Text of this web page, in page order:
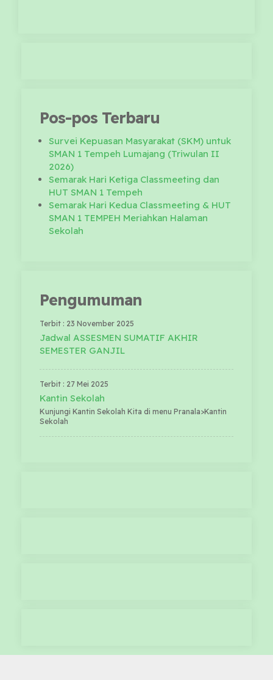
Pos-pos Terbaru
Survei Kepuasan Masyarakat (SKM) untuk
SMAN 1 Tempeh Lumajang (Triwulan II
2026)
Semarak Hari Ketiga Classmeeting dan
HUT SMAN 1 Tempeh
Semarak Hari Kedua Classmeeting & HUT
SMAN 1 TEMPEH Meriahkan Halaman
Sekolah
Pengumuman
Terbit : 23 November 2025
Jadwal ASSESMEN SUMATIF AKHIR
SEMESTER GANJIL
Terbit : 27 Mei 2025
Kantin Sekolah
Kunjungi Kantin Sekolah Kita di menu Pranala>Kantin
Sekolah